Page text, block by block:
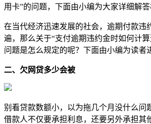
用卡”的问题，下面由小编为大家详细解答
在当代经济迅速发展的社会，逾期付款违
遍，那么关于“支付逾期违约金时如何计
问题是怎么规定的呢？下面由小编为读者
二、欠网贷多少会被
别看贷款数额小，以为拖几个月没什么问
借款人不仅要承担利息，还要另外承担其